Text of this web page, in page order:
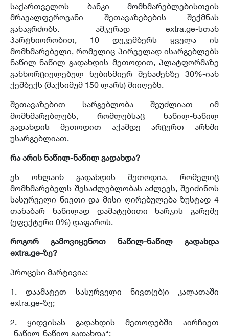
საქართველოს ბანკი მომხმარებლებისთვის
მრავალფეროვანი შეთავაზებების შექმნას
განაგრძობს. ამჯერად extra.ge-სთან
პარტნიორობით, 10 დეკემბერს ყველა ის
მომხმარებელი, რომელიც პირველად ისარგებლებს
ნაწილ-ნაწილ გადახდის მეთოდით, პლატფორმაზე
განხორციელებულ ნებისმიერ შენაძენზე 30%-იან
ქეშბექს (მაქსიმუმ 150 ლარს) მიიღებს.
შეთავაზებით სარგებლობა შეუძლიათ იმ
მომხმარებლებს, რომლებსაც ნაწილ-ნაწილ
გადახდის მეთოდით აქამდე არცერთ არხში
უსარგებლიათ.
რა არის ნაწილ-ნაწილ გადახდა?
ეს ონლაინ გადახდის მეთოდია, რომელიც
მომხმარებელს შესაძლებლობას აძლევს, შეიძინოს
სასურველი ნივთი და მისი ღირებულება ზუსტად 4
თანაბარ ნაწილად დამატებითი ხარჯის გარეშე
(ეფექტური 0%) დაფაროს.
როგორ გამოვიყენოთ ნაწილ-ნაწილ გადახდა
extra.ge-ზე?
პროცესი მარტივია:
1. დაამატეთ სასურველი ნივთ(ებ)ი კალათაში
extra.ge-ზე;
2. ყიდვისას გადახდის მეთოდებში აირჩიეთ
„ნაწილ-ნაწილ გადახდა“;